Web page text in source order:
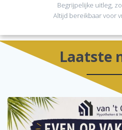
Begrijpelijke uitleg,
Altijd bereikbaar voor
Laatste